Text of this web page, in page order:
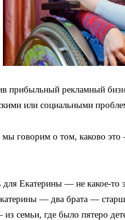
прибыльный рекламный
или социальными
мы говорим о том, каково
Екатерины — не какое-то
— два брата —
из семьи, где было пятеро